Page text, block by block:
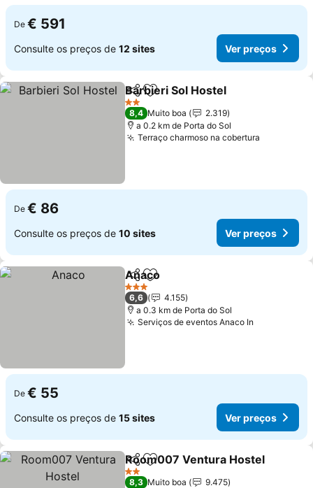
De € 591
Consulte os preços de 12 sites Ver preços
PartilharAdicionar aos favoritos
Barbieri Sol Hostel
2 Estrelas
8,4 Muito boa
2.319
a 0.2 km de Porta do Sol
Terraço charmoso na cobertura
De € 86
Consulte os preços de 10 sites Ver preços
PartilharAdicionar aos favoritos
Anaco
3 Estrelas
6,6
4.155
a 0.3 km de Porta do Sol
Serviços de eventos Anaco In
De € 55
Consulte os preços de 15 sites Ver preços
PartilharAdicionar aos favoritos
Room007 Ventura Hostel
2 Estrelas
8,3 Muito boa
9.475